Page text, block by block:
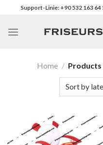
content
Support-Linie: +90 532 163 64
Home / Products